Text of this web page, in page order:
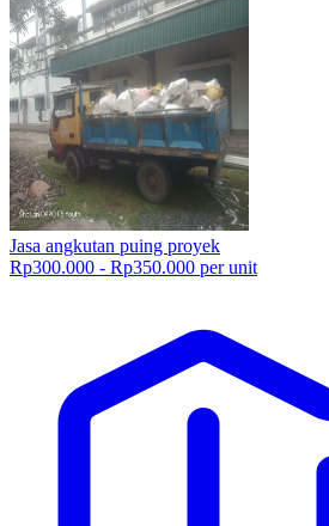
Jasa angkutan puing proyek
Rp300.000 - Rp350.000 per unit